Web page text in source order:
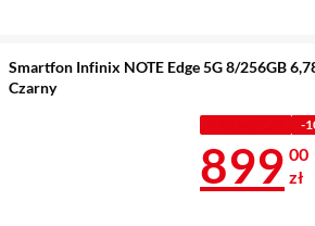
Smartfon Infinix NOTE Edge 5G 8/256GB
Czarny
-
Cena
899 00
zł